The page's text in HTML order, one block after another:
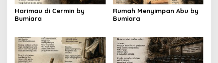
Harimau di Cermin by
Bumiara
Rumah Menyimpan Abu by
Bumiara